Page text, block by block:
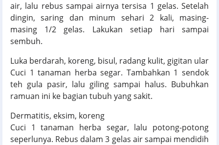
air, lalu rebus sampai airnya tersisa 1 gelas. Setelah
dingin, saring dan minum sehari 2 kali, masing-
masing 1/2 gelas. Lakukan setiap hari sampai
sembuh.
Luka berdarah, koreng, bisul, radang kulit, gigitan ular
Cuci 1 tanaman herba segar. Tambahkan 1 sendok
teh gula pasir, lalu giling sampai halus. Bubuhkan
ramuan ini ke bagian tubuh yang sakit.
Dermatitis, eksim, koreng
Cuci 1 tanaman herba segar, lalu potong-potong
seperlunya. Rebus dalam 3 gelas air sampai mendidih